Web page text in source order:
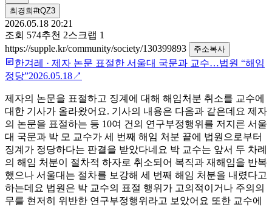
최경희#tQZ3
2026.05.18 20:21
조회 574추천 2스크랩 1
https://supple.kr/community/society/130399893
주소복사
한겨레 · 제자 논문 표절한 서울대 국문과 교수…법원 “해임
정당”2026.05.18↗
제자의 논문을 표절하고 징계에 대해 해임처분 취소를 교수에
대한 기사가 올라왔어요. 기사의 내용은 다음과 같은데요 제자
의 논문을 표절하는 등 10여 건의 연구부정행위를 저지른 서울
대 국문과 박 모 교수가 세 번째 해임 처분 끝에 법원으로부터
징계가 정당하다는 판결을 받았다네요 박 교수는 앞서 두 차례
의 해임 처분이 절차적 하자로 취소되어 복직과 재해임을 반복
했으나 서울대는 절차를 보강해 세 번째 해임 처분을 내렸다고
하는데요 법원은 박 교수의 표절 행위가 고의적이거나 주의의
무를 현저히 위반한 연구부정행위라고 보았어요 또한 교수에